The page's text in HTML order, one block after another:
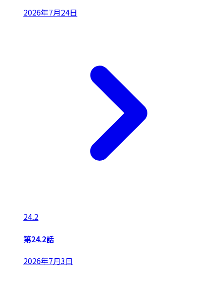
2026年7月24日
24.2
第24.2話
2026年7月3日